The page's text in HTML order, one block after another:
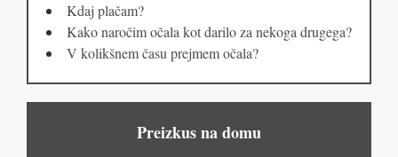
Kdaj plačam?
Kako naročim očala kot darilo za nekoga drugega?
V kolikšnem času prejmem očala?
Preizkus na domu